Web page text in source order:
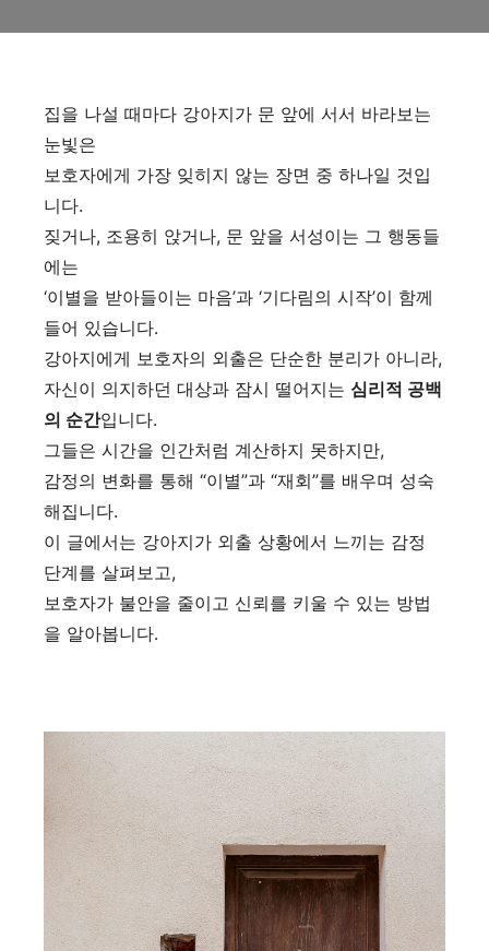
집을 나설 때마다 강아지가 문 앞에 서서 바라보는
눈빛은
보호자에게 가장 잊히지 않는 장면 중 하나일 것입
니다.
짖거나, 조용히 앉거나, 문 앞을 서성이는 그 행동들
에는
‘이별을 받아들이는 마음’과 ‘기다림의 시작’이 함께
들어 있습니다.
강아지에게 보호자의 외출은 단순한 분리가 아니라,
자신이 의지하던 대상과 잠시 떨어지는 심리적 공백
의 순간입니다.
그들은 시간을 인간처럼 계산하지 못하지만,
감정의 변화를 통해 “이별”과 “재회”를 배우며 성숙
해집니다.
이 글에서는 강아지가 외출 상황에서 느끼는 감정
단계를 살펴보고,
보호자가 불안을 줄이고 신뢰를 키울 수 있는 방법
을 알아봅니다.